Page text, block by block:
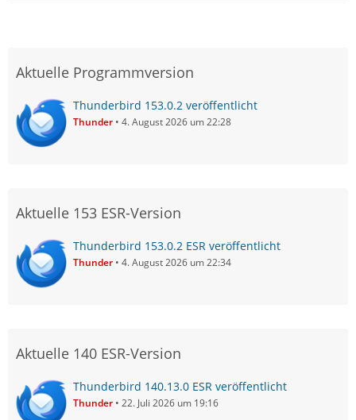
Aktuelle Programmversion
Thunderbird 153.0.2 veröffentlicht
Thunder 4. August 2026 um 22:28
Aktuelle 153 ESR-Version
Thunderbird 153.0.2 ESR veröffentlicht
Thunder 4. August 2026 um 22:34
Aktuelle 140 ESR-Version
Thunderbird 140.13.0 ESR veröffentlicht
Thunder 22. Juli 2026 um 19:16